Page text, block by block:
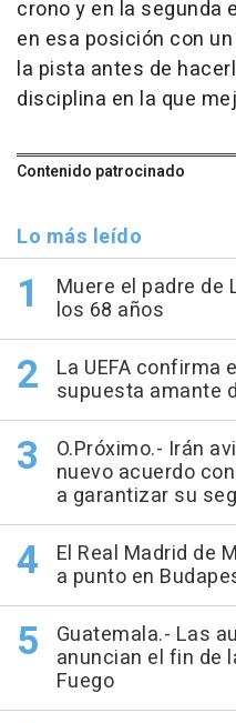
crono y en la segunda
en esa posición con
la pista antes de
disciplina en la que
Contenido patrocinado
Lo más leído
Muere el padre de
los 68 años
La UEFA confirma
supuesta amante
O.Próximo.- Irán
nuevo acuerdo
a garantizar su
El Real Madrid de
a punto en
Guatemala.- Las
anuncian el fin de
Fuego